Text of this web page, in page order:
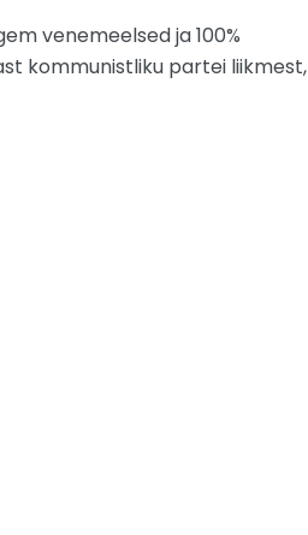
venemeelsed ja 100%
kommunistliku partei liikmest,